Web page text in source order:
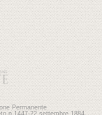
Permanente
n.1447-22 settembre 1884